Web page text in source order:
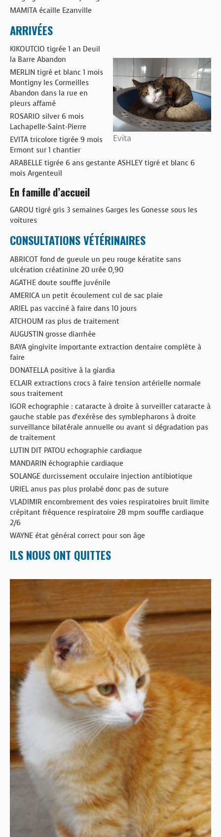
MAMITA écaille Ezanville
ARRIVÉES
Evita
KIKOUTCIO tigrée 1 an Deuil
la Barre Abandon
MERLIN tigré et blanc 1 mois
Montigny les Cormeilles
Abandon dans la rue en
pleurs affamé
ROSARIO silver 6 mois
Lachapelle-Saint-Pierre
EVITA tricolore tigrée 9 mois
Ermont sur 1 chantier
ARABELLE tigrée 6 ans gestante ASHLEY tigré et blanc 6
mois Argenteuil
En famille d’accueil
GAROU tigré gris 3 semaines Garges les Gonesse sous les
voitures
CONSULTATIONS VÉTÉRINAIRES
ABRICOT fond de gueule un peu rouge kératite sans
ulcération créatinine 20 urée 0,90
AGATHE doute souffle juvénile
AMERICA un petit écoulement cul de sac plaie
ARIEL pas vacciné à faire dans 10 jours
ATCHOUM ras plus de traitement
AUGUSTIN grosse diarrhée
BAYA gingivite importante extraction dentaire complète à
faire
DONATELLA positive à la giardia
ECLAIR extractions crocs à faire tension artérielle normale
sous traitement
IGOR echographie : cataracte à droite à surveiller cataracte à
gauche stable pas d’exérèse des symblepharons à droite
surveillance bilatérale annuelle ou avant si dégradation pas
de traitement
LUTIN DIT PATOU echographie cardiaque
MANDARIN échographie cardiaque
SOLANGE durcissement occulaire injection antibiotique
URIEL anus pas plus prolabé donc pas de suture
VLADIMIR encombrement des voies respiratoires bruit limite
crépitant fréquence respiratoire 28 mpm souffle cardiaque
2/6
WAYNE état général correct pour son âge
ILS NOUS ONT QUITTES